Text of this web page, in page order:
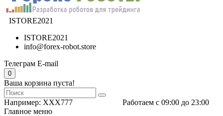
ISTORE2021
ISTORE2021
info@forex-robot.store
Телеграм E-mail
0
Ваша корзина пуста!
Например: XXX777
Работаем с 09:00 до 23:00
Главное меню